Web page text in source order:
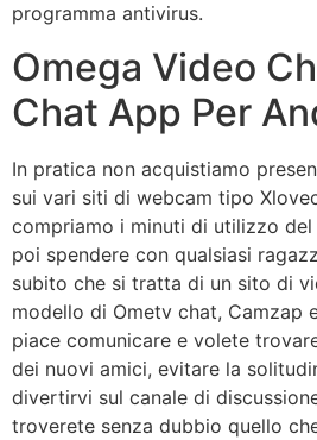
programma antivirus.
Omega Video
Chat App Per
In pratica non acquistiamo
sui vari siti di webcam tipo
compriamo i minuti di utilizzo
poi spendere con qualsiasi
subito che si tratta di un sito di
modello di Ometv chat, Camzap
piace comunicare e volete
dei nuovi amici, evitare la
divertirvi sul canale di
troverete senza dubbio quello